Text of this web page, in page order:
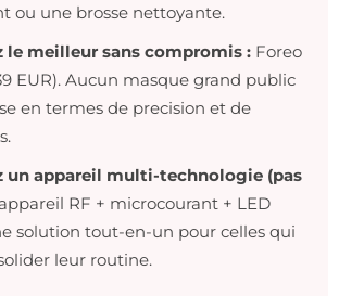
ou une brosse nettoyante.
le meilleur sans compromis : Foreo
EUR). Aucun masque grand public
en termes de precision et de
un appareil multi-technologie (pas
RF + microcourant + LED
solution tout-en-un pour celles qui
leur routine.